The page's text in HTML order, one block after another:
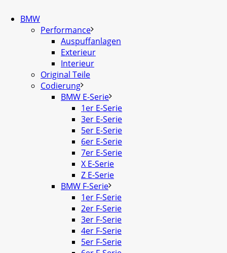
BMW
Performance
Auspuffanlagen
Exterieur
Interieur
Original Teile
Codierung
BMW E-Serie
1er E-Serie
3er E-Serie
5er E-Serie
6er E-Serie
7er E-Serie
X E-Serie
Z E-Serie
BMW F-Serie
1er F-Serie
2er F-Serie
3er F-Serie
4er F-Serie
5er F-Serie